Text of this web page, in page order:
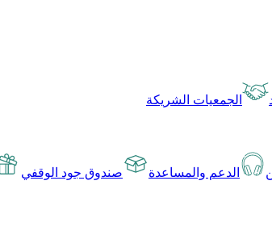
الجمعيات الشريكة
الدعم والمساعدة صندوق جود الوقفي